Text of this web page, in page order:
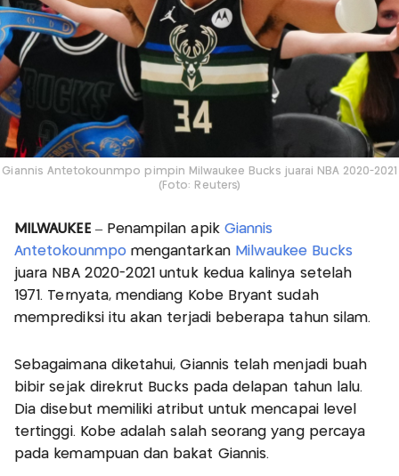
Giannis Antetokounmpo pimpin Milwaukee Bucks juarai NBA 2020-2021
(Foto: Reuters)
MILWAUKEE– Penampilan apik Giannis
Antetokounmpo mengantarkan Milwaukee Bucks
juara NBA 2020-2021 untuk kedua kalinya setelah
1971. Ternyata, mendiang Kobe Bryant sudah
memprediksi itu akan terjadi beberapa tahun silam.
Sebagaimana diketahui, Giannis telah menjadi buah
bibir sejak direkrut Bucks pada delapan tahun lalu.
Dia disebut memiliki atribut untuk mencapai level
tertinggi. Kobe adalah salah seorang yang percaya
pada kemampuan dan bakat Giannis.